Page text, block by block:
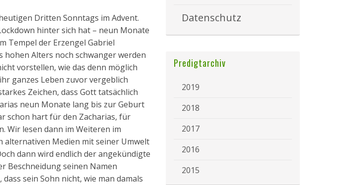
Dritten Sonntags im Advent.
hinter sich hat – neun Monate
Tempel der Erzengel Gabriel
Alters noch schwanger werden
vorstellen, wie das denn möglich
ganzes Leben zuvor vergeblich
Zeichen, dass Gott tatsächlich
neun Monate lang bis zur Geburt
schon hart für den Zacharias, für
Wir lesen dann im Weiteren im
alternativen Medien mit seiner Umwelt
dann wird endlich der angekündigte
Beschneidung seinen Namen
sein Sohn nicht, wie man damals
Datenschutz
Predigtarchiv
2019
2018
2017
2016
2015